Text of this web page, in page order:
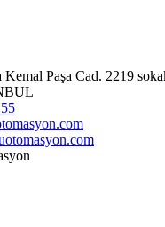
Paşa Cad. 2219